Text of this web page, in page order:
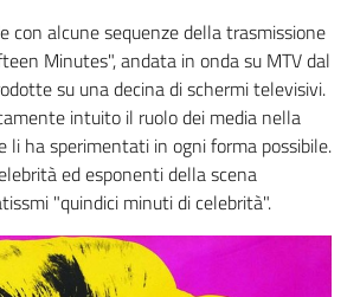
con alcune sequenze della trasmissione
Minutes", andata in onda su MTV dal
su una decina di schermi televisivi.
intuito il ruolo dei media nella
li ha sperimentati in ogni forma possibile.
ed esponenti della scena
"quindici minuti di celebrità".